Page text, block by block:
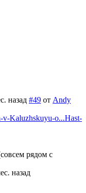
назад #49 от Andy
v-Kaluzhskuyu-o...Hast-
рядом с
назад